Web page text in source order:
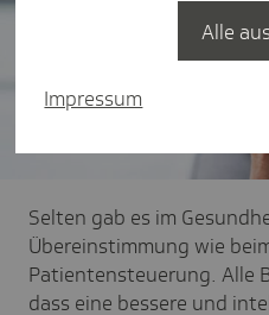
Selten gab es im
Übereinstimmung wie
Patientensteuerung. Alle
dass eine bessere und
Impressum
Alle